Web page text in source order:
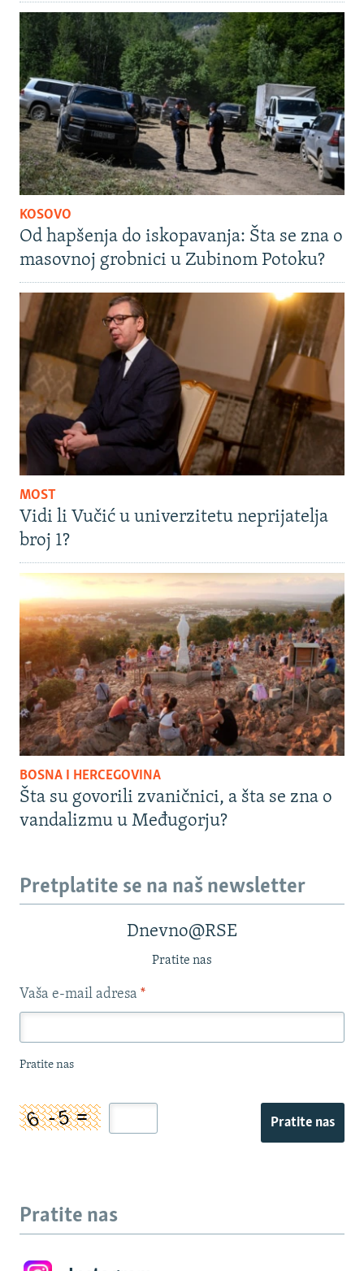
KOSOVO
Od hapšenja do iskopavanja: Šta se zna o
masovnoj grobnici u Zubinom Potoku?
MOST
Vidi li Vučić u univerzitetu neprijatelja
broj 1?
BOSNA I HERCEGOVINA
Šta su govorili zvaničnici, a šta se zna o
vandalizmu u Međugorju?
Pretplatite se na naš newsletter
Dnevno@RSE
Pratite nas
Vaša e-mail adresa *
Pratite nas
Pratite nas
Pratite nas